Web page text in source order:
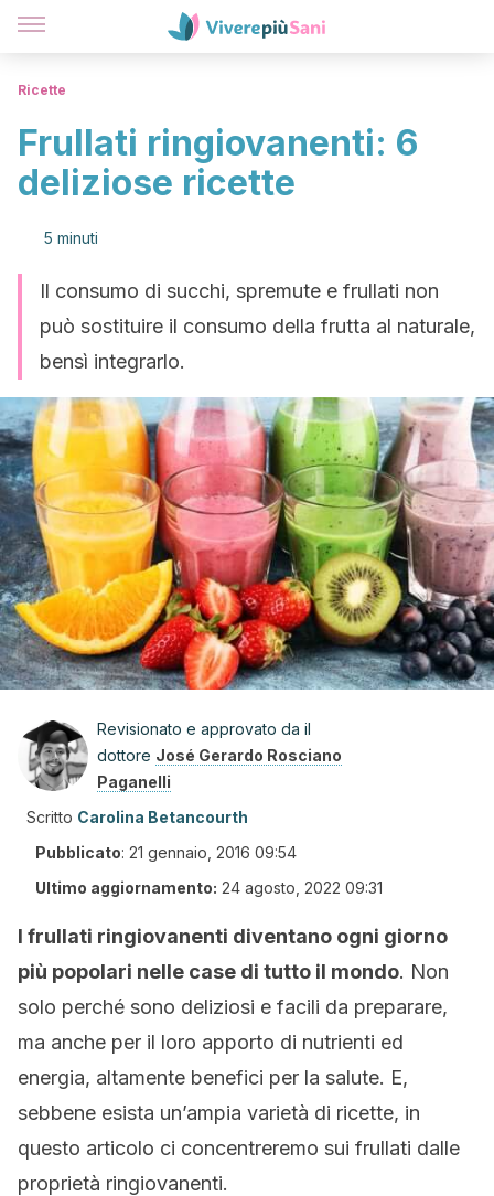
Ricette
Frullati ringiovanenti: 6
deliziose ricette
5 minuti
Il consumo di succhi, spremute e frullati non
può sostituire il consumo della frutta al naturale,
bensì integrarlo.
Revisionato e approvato da il
dottore José Gerardo Rosciano
Paganelli
Scritto Carolina Betancourth
Pubblicato: 21 gennaio, 2016 09:54
Ultimo aggiornamento: 24 agosto, 2022 09:31
I frullati ringiovanenti diventano ogni giorno
più popolari nelle case di tutto il mondo. Non
solo perché sono deliziosi e facili da preparare,
ma anche per il loro apporto di nutrienti ed
energia, altamente benefici per la salute. E,
sebbene esista un’ampia varietà di ricette, in
questo articolo ci concentreremo sui frullati dalle
proprietà ringiovanenti.